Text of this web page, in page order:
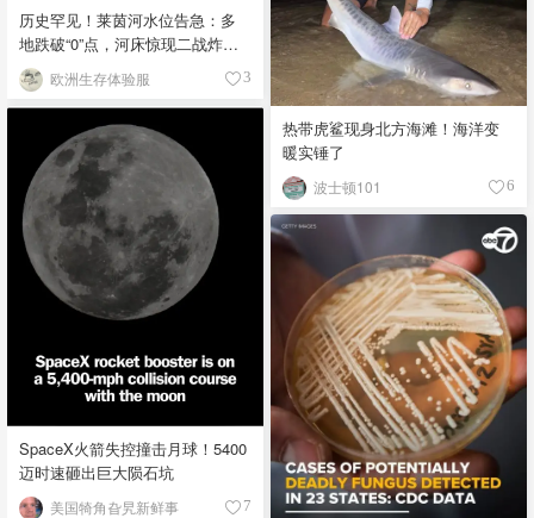
历史罕见！莱茵河水位告急：多
地跌破“0”点，河床惊现二战炸
弹！ 欧洲生存体验服 3
热带虎鲨现身北方海滩！海洋变
暖实锤了
波士顿101 6
SpaceX火箭失控撞击月球！5400
迈时速砸出巨大陨石坑
美国犄角旮旯新鲜事 7